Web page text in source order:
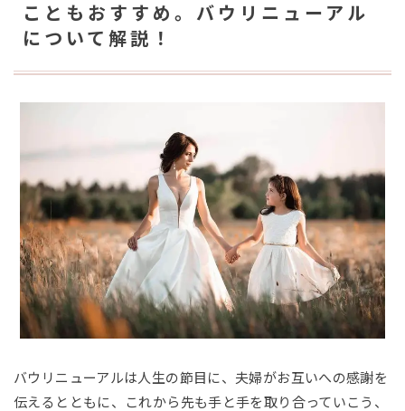
こともおすすめ。バウリニューアル
について解説！
バウリニューアルは人生の節目に、夫婦がお互いへの感謝を
伝えるとともに、これから先も手と手を取り合っていこう、